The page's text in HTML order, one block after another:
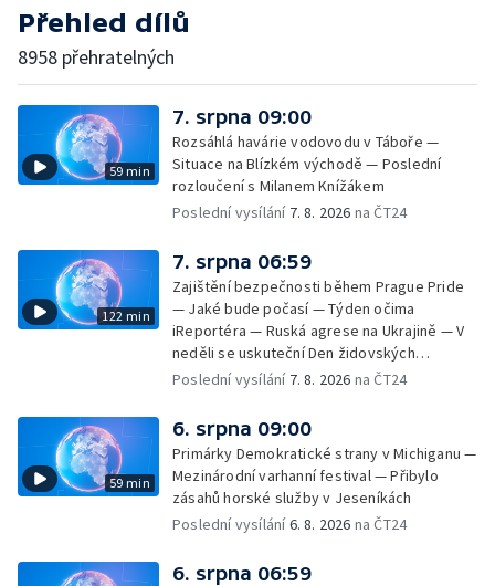
Přehled dílů
8958 přehratelných
59 min
7. srpna 09:00
Rozsáhlá havárie vodovodu v Táboře —
Situace na Blízkém východě — Poslední
rozloučení s Milanem Knížákem
Poslední vysílání 7. 8. 2026 na ČT24
122 min
7. srpna 06:59
Zajištění bezpečnosti během Prague Pride
— Jaké bude počasí — Týden očima
iReportéra — Ruská agrese na Ukrajině — V
neděli se uskuteční Den židovských
památek — Vila Tugendhat slaví 25 let na
atletice 2026 — Výzkum: epidemie digitálních
závislostí je mýtus — Demolice vyhořelé
výškové budovy ve Zlíně
Poslední vysílání 7. 8. 2026 na ČT24
59 min
6. srpna 09:00
Primárky Demokratické strany v Michiganu —
Mezinárodní varhanní festival — Přibylo
zásahů horské služby v Jeseníkách
Poslední vysílání6. 8. 2026 na ČT24
6. srpna 06:59